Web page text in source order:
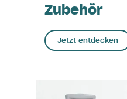
Zubehör
Jetzt entdecken